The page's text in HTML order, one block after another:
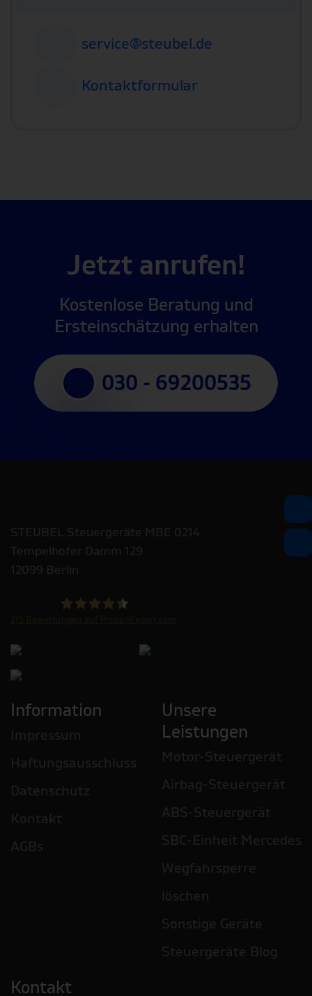
service@steubel.de
Kontaktformular
Jetzt anrufen!
Kostenlose Beratung und
Ersteinschätzung erhalten
030 - 69200535
STEUBEL Steuergeräte Annahme Filiale MBE 0214
Information
Unsere
Leistungen
Kontakt